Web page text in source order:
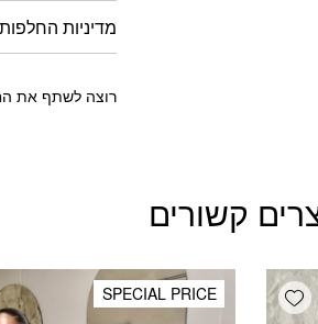
מדיניות החלפות
רוצה לשתף את
קשורים
Add wishlist
SPECIAL PRICE